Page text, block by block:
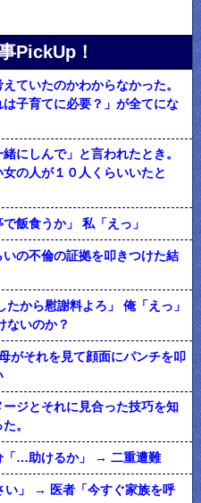
PickUp！
ていたのかわからなかった。
子育てに必要？」が全てにな
にしんで」と言われたとき。
の人が１０人くらいいたと
飯食うか」 私「えっ」
の不倫の証拠を叩きつけた結
から慰謝料よろ」 俺「えっ」
ないのか？
がそれを見て顔面にパンチを叩
ジとそれに見合った技巧を知
。
「…助けるか」 → 二重遭難
い」 → 医者「今すぐ家族を呼